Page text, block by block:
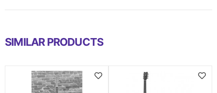
SIMILAR PRODUCTS